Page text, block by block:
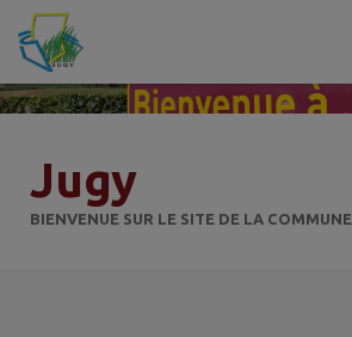
Contenu
Jugy
BIENVENUE SUR LE SITE DE LA COMMUNE